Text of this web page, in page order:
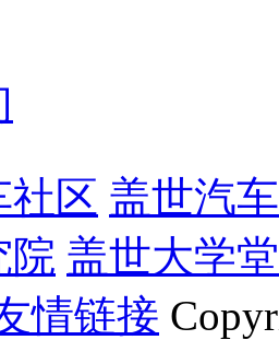
社区 盖世汽
院 盖世大学堂
情链接